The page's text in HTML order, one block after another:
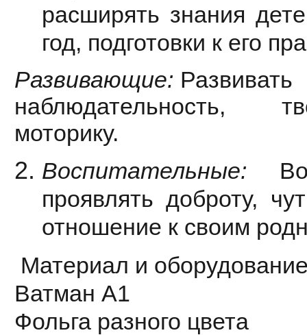
расширять знания
год, подготовки к его
Развивающие:
наблюдательность,
моторику.
Воспитательные:
проявлять доброту,
отношение к своим
Материал и
Ватман А1
Фольга разного цвета